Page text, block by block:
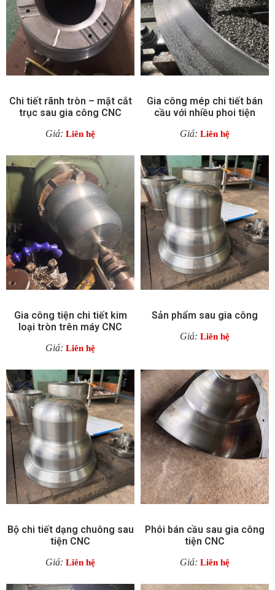
Chi tiết rãnh tròn – mặt cắt
trục sau gia công CNC
Giá: Liên hệ
Gia công mép chi tiết bán
cầu với nhiều phoi tiện
Giá: Liên hệ
Gia công tiện chi tiết kim
loại tròn trên máy CNC
Giá: Liên hệ
Sản phẩm sau gia công
Giá: Liên hệ
Bộ chi tiết dạng chuông sau
tiện CNC
Giá: Liên hệ
Phôi bán cầu sau gia công
tiện CNC
Giá: Liên hệ